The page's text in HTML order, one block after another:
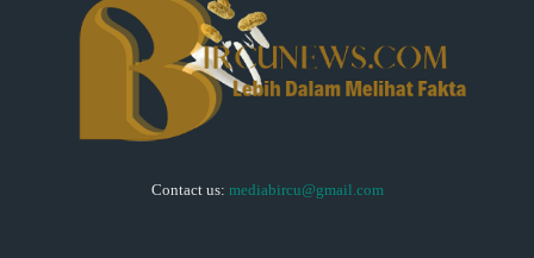
Contact us: mediabircu@gmail.com